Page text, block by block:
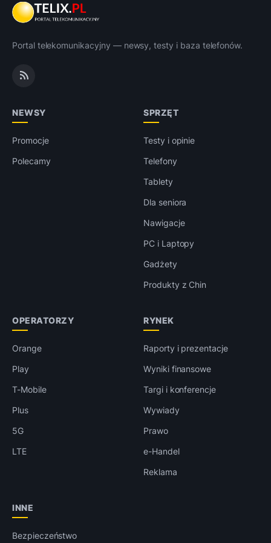
Portal telekomunikacyjny — newsy, testy i baza telefonów.
NEWSY
Promocje
Polecamy
SPRZĘT
Testy i opinie
Telefony
Tablety
Dla seniora
Nawigacje
PC i Laptopy
Gadżety
Produkty z Chin
OPERATORZY
Orange
Play
T-Mobile
Plus
5G
LTE
RYNEK
Raporty i prezentacje
Wyniki finansowe
Targi i konferencje
Wywiady
Prawo
e-Handel
Reklama
INNE
Bezpieczeństwo